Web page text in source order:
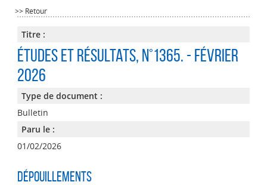
>> Retour
Titre :
Études et résultats, n°1365. - Février
2026
Type de document :
Bulletin
Paru le :
01/02/2026
Dépouillements